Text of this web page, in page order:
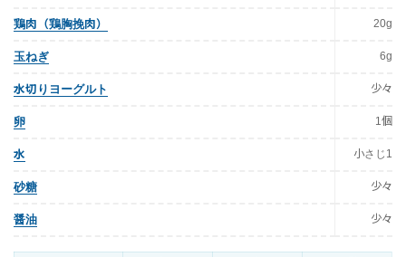
鶏肉（鶏胸挽肉） 20g
玉ねぎ 6g
水切りヨーグルト 少々
卵 1個
水 小さじ1
砂糖 少々
醤油 少々